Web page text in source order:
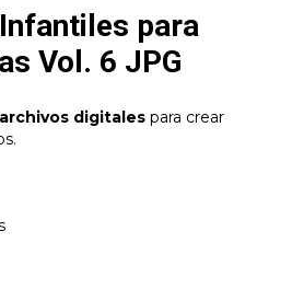
para
Vol. 6 JPG
archivos digitales para crear